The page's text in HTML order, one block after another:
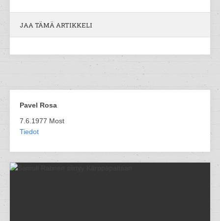
JAA TÄMÄ ARTIKKELI
Pavel Rosa
7.6.1977 Most
Tiedot